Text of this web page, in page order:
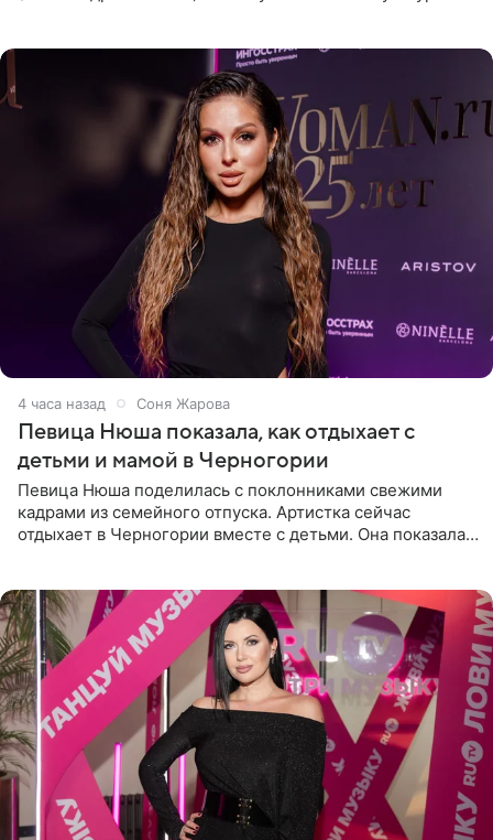
4 часа назад Соня Жарова
Певица Нюша показала, как отдыхает с
детьми и мамой в Черногории
Певица Нюша поделилась с поклонниками свежими
кадрами из семейного отпуска. Артистка сейчас
отдыхает в Черногории вместе с детьми. Она показала,